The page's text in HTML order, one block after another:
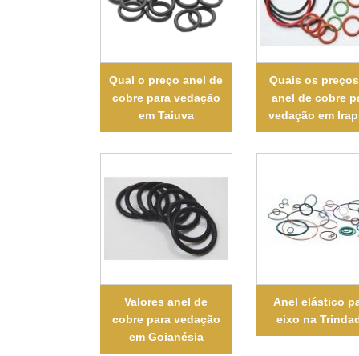
Qual o preço anel de
cobre para vedação
em Taiuva
Quais os
anel de cobre
vedação em
Valores anel de
cobre para vedação
em Goianésia
Anel elástico
eixo na